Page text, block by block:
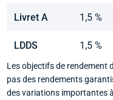
Livret A 1,5 %
LDDS 1,5 %
Les objectifs de rendement
pas des rendements
des variations importantes